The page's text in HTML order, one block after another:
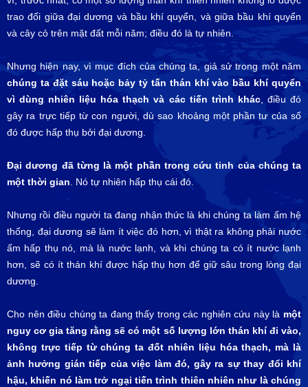
trao đổi giữa đại dương và bầu khí quyển, và giữa bầu khí quyển
và cây cỏ trên mặt đất mỗi năm; điều đó là tự nhiên.
Nhưng hiện nay, vì mục đích của chúng ta, giả sử trong một năm
chúng ta đặt sáu hoặc bảy tỷ tấn thán khí vào bầu khí quyển
vì dùng nhiên liệu hóa thạch và các tiến trình khác, điều đó
gây ra trực tiếp từ con người, dù sao khoảng một phần tư của số
đó được hấp thụ bởi đại dương.
Đại dương đã từng là một phần trong cứu tinh của chúng ta
một thời gian . Nó tự nhiên hấp thụ cái đó.
Nhưng rồi điều người ta đang nhận thức là khi chúng ta làm ấm hệ
thống, đại dương sẽ làm ít việc đó hơn, vì thật ra không phải nước
ấm hấp thụ nó, mà là nước lạnh, và khi chúng ta có ít nước lạnh
hơn, sẽ có ít thán khí được hấp thụ hơn để giữ sâu trong lòng đại
dương.
Cho nên điều chúng ta đang thấy trong các nghiên cứu này là một
nguy cơ gia tăng rằng sẽ có một số lượng lớn thán khí đi vào,
không trực tiếp từ chúng ta đốt nhiên liệu hóa thạch, mà là
ảnh hưởng gián tiếp của việc làm đó, gây ra sự thay đổi khí
hậu, khiến nó làm trở ngại tiến trình thiên nhiên như là chúng